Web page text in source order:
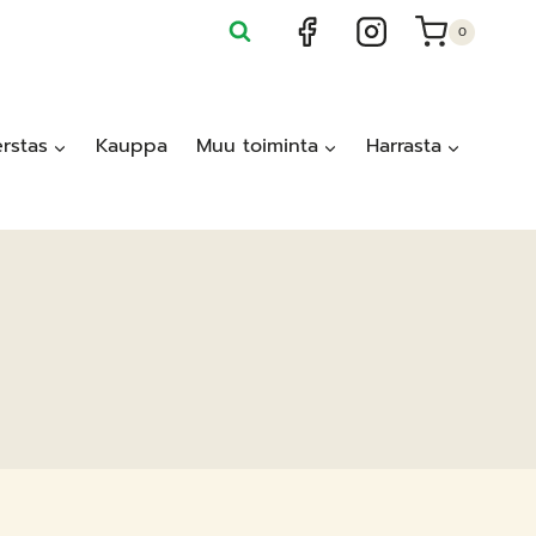
0
Kauppa Muu toiminta Harrasta